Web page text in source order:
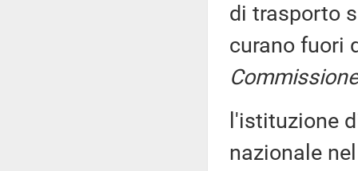
di trasporto
curano fuori
l'istituzione
nazionale